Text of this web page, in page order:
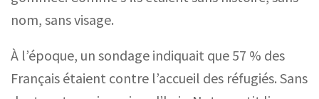
nom, sans visage.
À l’époque, un sondage indiquait que 57 % des
Français étaient contre l’accueil des réfugiés. Sans